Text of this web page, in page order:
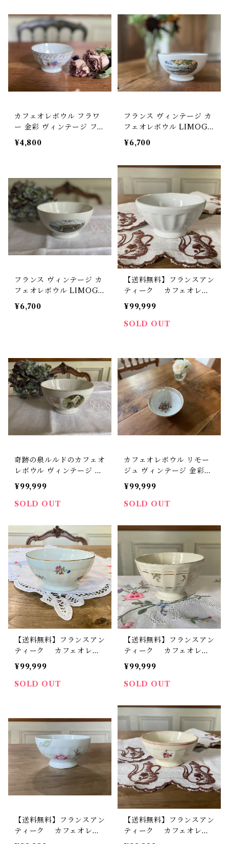
カフェオレボウル フラワ
ー 金彩 ヴィンテージ フラ
ンス【V-62】
¥4,800
フランス ヴィンテージ カ
フェオレボウル LIMOGE
S Menton【V-53】
¥6,700
フランス ヴィンテージ カ
フェオレボウル LIMOGE
S Vichy【V-54】
¥6,700
【送料無料】フランスアン
ティーク カフェオレボ
ウル ホワイト ビンテ
ージ B7【606】【フラ
ンスバイヤーセレクト品】
¥99,999
SOLD OUT
奇跡の泉ルルドのカフェオ
レボウル ヴィンテージ リ
モージュ磁器 フランス【V
-31】
¥99,999
SOLD OUT
カフェオレボウル リモー
ジュ ヴィンテージ 金彩と
花たち フランス 【V-66】
¥99,999
SOLD OUT
【送料無料】フランスアン
ティーク カフェオレボ
ウル 小花 フレンチス
タイル【720】【フランス
バイヤーセレクト品】
¥99,999
SOLD OUT
【送料無料】フランスアン
ティーク カフェオレボ
ウル 金色 ガーランド
ビンテージ B9【608】
【フランスバイヤーセレク
¥99,999
SOLD OUT
【送料無料】フランスアン
ティーク カフェオレボ
ウル リモージュ 薔薇
【送料無料】フランスアン
ティーク カフェオレボ
ウル 小花模様 クリー